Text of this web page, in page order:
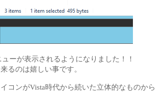
ーが表示されるようになりました！！
るのは嬉しい事です。
コンがVista時代から続いた立体的なものから